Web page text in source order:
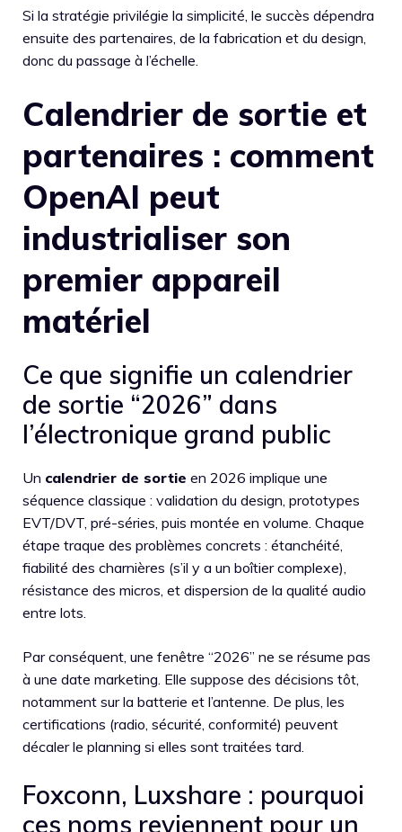
Si la stratégie privilégie la simplicité, le succès dépendra
ensuite des partenaires, de la fabrication et du design,
donc du passage à l’échelle.
Calendrier de sortie et
partenaires : comment
OpenAI peut
industrialiser son
premier appareil
matériel
Ce que signifie un calendrier
de sortie “2026” dans
l’électronique grand public
Un calendrier de sortie en 2026 implique une
séquence classique : validation du design, prototypes
EVT/DVT, pré-séries, puis montée en volume. Chaque
étape traque des problèmes concrets : étanchéité,
fiabilité des charnières (s’il y a un boîtier complexe),
résistance des micros, et dispersion de la qualité audio
entre lots.
Par conséquent, une fenêtre “2026” ne se résume pas
à une date marketing. Elle suppose des décisions tôt,
notamment sur la batterie et l’antenne. De plus, les
certifications (radio, sécurité, conformité) peuvent
décaler le planning si elles sont traitées tard.
Foxconn, Luxshare : pourquoi
ces noms reviennent pour un